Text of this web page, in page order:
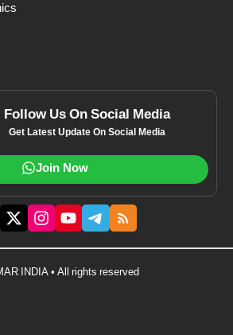
Follow Us On Social Media
Get Latest Update On Social Media
Join Now
INDIA • All rights reserved